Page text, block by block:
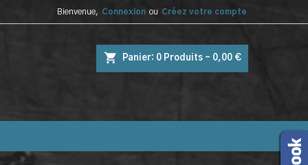
Bienvenue, Connexion ou Créez votre compte
shopping_cart Panier: 0 Produits - 0,00 €